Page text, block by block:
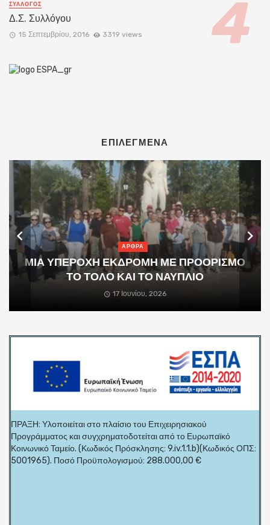
ΣΥΛΛΟΓΟΣ
Δ.Σ. Συλλόγου
15 Σεπτεμβρίου, 2016 3319 views
ΕΠΙΛΕΓΜΕΝΑ
ΑΡΘΡΑ
ΜΙΑ ΥΠΕΡΟΧΗ ΕΚΔΡΟΜΗ ΜΕ ΠΡΟΟΡΙΣΜΟ
ΤΟ ΤΟΛΟ ΚΑΙ ΤΟ ΝΑΥΠΛΙΟ
17 Ιουνίου, 2026
ΠΡΑΞΗ: Υλοποιείται στο πλαίσιο του Επιχειρησιακού
Προγράμματος και συγχρηματοδοτείται από το Ευρωπαϊκό
Κοινωνικό Ταμείο. (Κωδικός Πρόσκλησης: 9.iv.1.1.b)(Κωδικός ΟΠΣ:
5001965). Ποσό Προϋπολογισμού: 288.000,00 €